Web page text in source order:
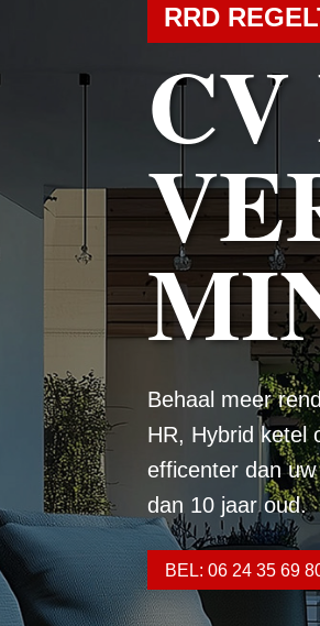
RRD
Behaal meer
HR, Hybrid ketel
efficenter dan
dan 10 jaar oud.
BEL: 06 24 35 69